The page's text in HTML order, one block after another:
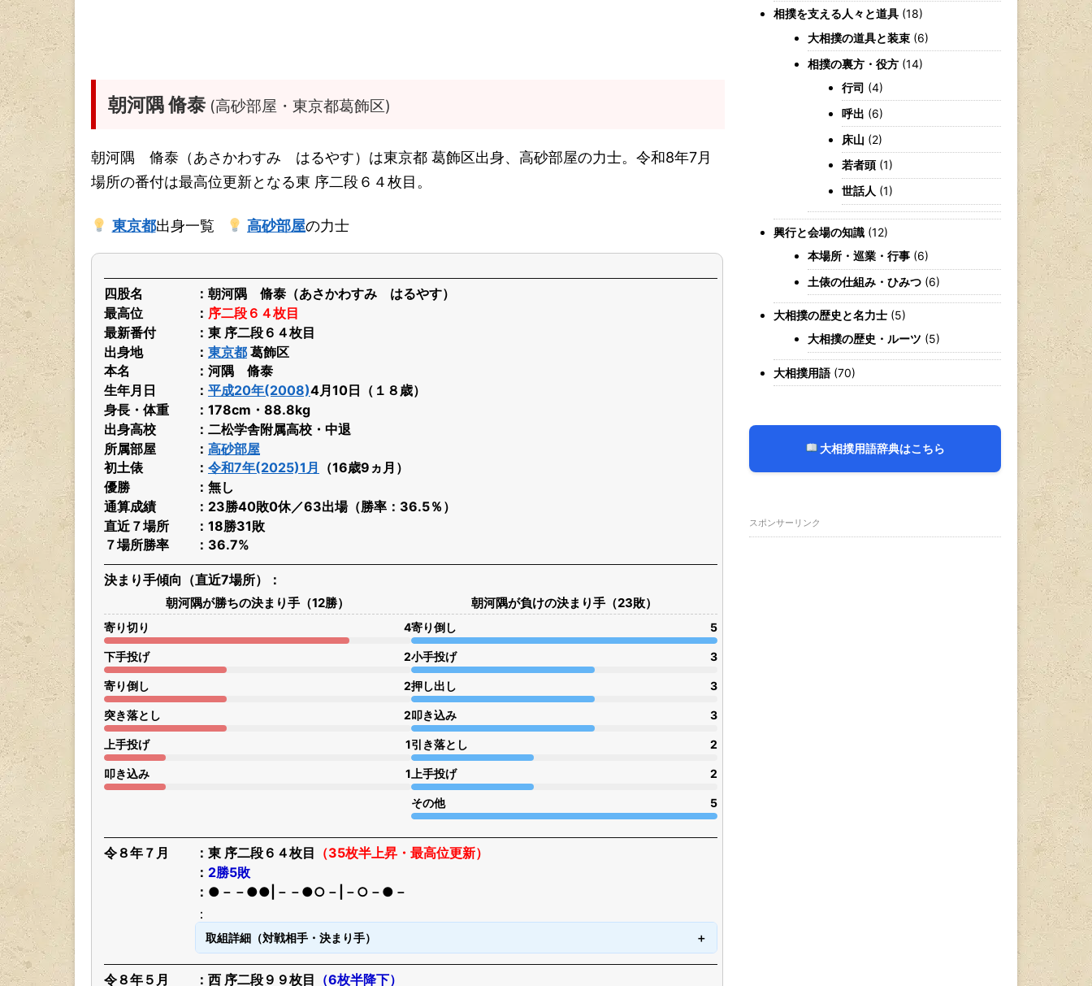
朝河隅 脩泰 (高砂部屋・東京都葛飾区)
朝河隅 脩泰（あさかわすみ はるやす）は東京都 葛飾区出身、高砂部屋の力士。令和8年7月
場所の番付は最高位更新となる東 序二段６４枚目。
東京都出身一覧 高砂部屋の力士
四股名
朝河隅 脩泰（あさかわすみ はるやす）
最高位
序二段６４枚目
最新番付
東 序二段６４枚目
出身地
東京都 葛飾区
本名
河隅 脩泰
生年月日
平成20年(2008)4月10日（１８歳）
身長・体重
178cm・88.8kg
出身高校
二松学舎附属高校・中退
所属部屋
高砂部屋
初土俵
令和7年(2025)1月
（16歳9ヵ月）
優勝
無し
通算成績
23勝40敗0休／63出場（勝率：36.5％）
直近７場所
18勝31敗
７場所勝率
36.7%
決まり手傾向（直近7場所）
朝河隅が勝ちの決まり手（12勝）
寄り切り 4
下手投げ 2
寄り倒し 2
突き落とし 2
上手投げ 1
叩き込み 1
朝河隅が負けの決まり手（23敗）
寄り倒し 5
小手投げ 3
押し出し 3
叩き込み 3
引き落とし 2
上手投げ 2
その他 5
令８年７月 東 序二段６４枚目 （35枚半上昇・最高位更新）
2勝5敗
●－－●●|－－●○－|－○－●－
取組詳細（対戦相手・決まり手）
令８年５月 西 序二段９９枚目 （6枚半降下）
相撲を支える人々と道具 (18)
大相撲の道具と装束 (6)
相撲の裏方・役方 (14)
行司 (4)
呼出 (6)
床山 (2)
若者頭 (1)
世話人 (1)
興行と会場の知識 (12)
本場所・巡業・行事 (6)
土俵の仕組み・ひみつ (6)
大相撲の歴史と名力士 (5)
大相撲の歴史・ルーツ (5)
大相撲用語 (70)
大相撲用語辞典はこちら
スポンサーリンク